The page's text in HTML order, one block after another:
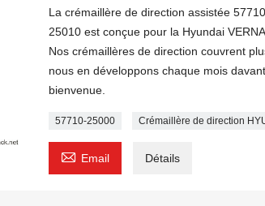
La crémaillère de direction assistée
25010 est conçue pour la Hyundai
Nos crémaillères de direction couvrent
nous en développons chaque mois
bienvenue.
57710-25000 Crémaillère de direction
 Email Détails